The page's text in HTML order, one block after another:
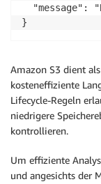
"message":
}
Amazon S3 dient
kosteneffiziente
Lifecycle-Regeln
niedrigere
kontrollieren.
Um effiziente
und angesichts der